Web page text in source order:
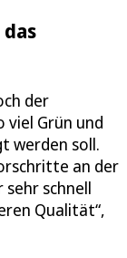
der
viel Grün und
werden soll.
an der
sehr schnell
Qualität“,